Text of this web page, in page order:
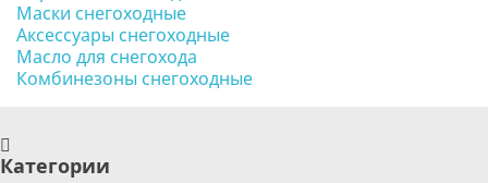
Маски снегоходные
Аксессуары снегоходные
Масло для снегохода
Комбинезоны снегоходные
Категории